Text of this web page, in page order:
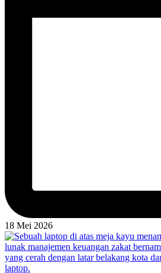
18 Mei 2026